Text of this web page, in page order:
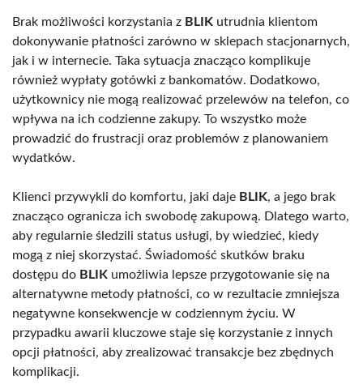
Brak możliwości korzystania z BLIK utrudnia klientom
dokonywanie płatności zarówno w sklepach stacjonarnych,
jak i w internecie. Taka sytuacja znacząco komplikuje
również wypłaty gotówki z bankomatów. Dodatkowo,
użytkownicy nie mogą realizować przelewów na telefon, co
wpływa na ich codzienne zakupy. To wszystko może
prowadzić do frustracji oraz problemów z planowaniem
wydatków.
Klienci przywykli do komfortu, jaki daje BLIK, a jego brak
znacząco ogranicza ich swobodę zakupową. Dlatego warto,
aby regularnie śledzili status usługi, by wiedzieć, kiedy
mogą z niej skorzystać. Świadomość skutków braku
dostępu do BLIK umożliwia lepsze przygotowanie się na
alternatywne metody płatności, co w rezultacie zmniejsza
negatywne konsekwencje w codziennym życiu. W
przypadku awarii kluczowe staje się korzystanie z innych
opcji płatności, aby zrealizować transakcje bez zbędnych
komplikacji.